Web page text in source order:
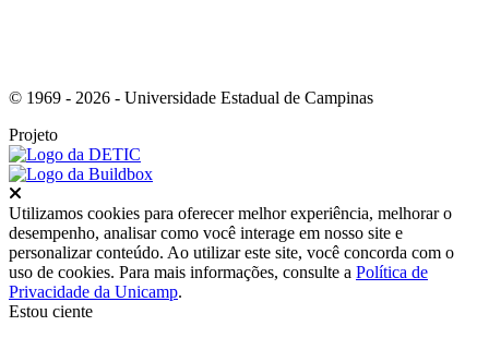
© 1969 - 2026 - Universidade Estadual de Campinas
Projeto
Utilizamos cookies para oferecer melhor experiência, melhorar o
desempenho, analisar como você interage em nosso site e
personalizar conteúdo. Ao utilizar este site, você concorda com o
uso de cookies. Para mais informações, consulte a Política de
Privacidade da Unicamp.
Estou ciente